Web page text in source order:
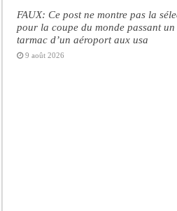
FAUX: Ce post ne montre pas la
pour la coupe du monde passant
tarmac d’un aéroport aux usa
9 août 2026